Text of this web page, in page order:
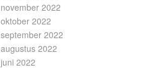
november 2022
oktober 2022
september 2022
augustus 2022
juni 2022